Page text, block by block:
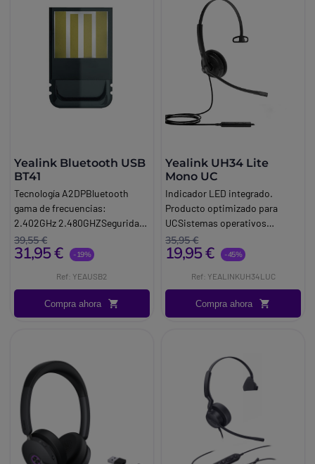
Yealink Bluetooth USB
BT41
Tecnología A2DPBluetooth
gama de frecuencias:
2.402GHz 2.480GHZSeguridad
integrada. Sistema operativo:
Windows 98 SE, Windows
39,55 €
31,95 € -19%
Ref: YEAUSB2
Compra ahora
Yealink UH34 Lite
Mono UC
Indicador LED integrado.
Producto optimizado para
UCSistemas operativos
compatibles: Windows 8, 8.1,
10 y Apple Mac
AConexión fácil y rápida: Plug
& Play. Sensibilidad del altavoz:
93d. BPotencia del altavoz:
35,95 €
19,95 € -45%
Ref: YEALINKUH34LUC
Compra ahora